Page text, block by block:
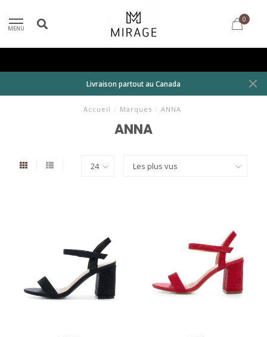
MENU
0
Livraison partout au Canada
Accueil / Marques / ANNA
ANNA